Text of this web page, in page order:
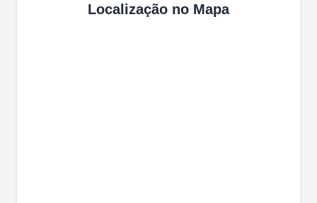
Localização no Mapa